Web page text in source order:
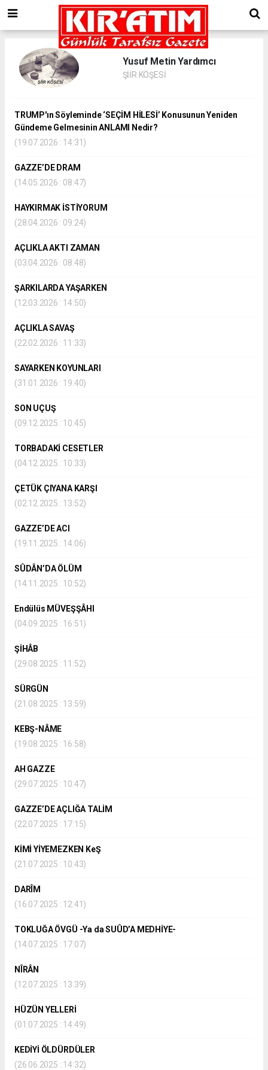
Yusuf Metin Yardımcı
ŞİİR KÖŞESİ
TRUMP'ın Söyleminde ‘SEÇİM HİLESİ’ Konusunun Yeniden
Gündeme Gelmesinin ANLAMI Nedir?
(19.07.2026 : 14:31)
GAZZE’DE DRAM
(14.05.2026 : 08:47)
HAYKIRMAK İSTİYORUM
(28.04.2026 : 09:24)
AÇLIKLA AKTI ZAMAN
(03.04.2026 : 08:48)
ŞARKILARDA YAŞARKEN
(12.03.2026 : 14:50)
AÇLIKLA SAVAŞ
(22.02.2026 : 11:33)
SAYARKEN KOYUNLARI
(31.01.2026 : 19:40)
SON UÇUŞ
(09.12.2025 : 10:45)
TORBADAKİ CESETLER
(04.12.2025 : 10:33)
ÇETÜK ÇIYANA KARŞI
(02.12.2025 : 13:52)
GAZZE’DE ACI
(19.11.2025 : 14:06)
SÛDÂN’DA ÖLÜM
(14.11.2025 : 10:52)
Endülüs MÜVEŞŞÂHI
(04.09.2025 : 16:51)
ŞİHÂB
(29.08.2025 : 11:52)
SÜRGÜN
(21.08.2025 : 13:59)
KEBŞ-NÂME
(19.08.2025 : 16:58)
AH GAZZE
(29.07.2025 : 10:47)
GAZZE’DE AÇLIĞA TALİM
(22.07.2025 : 17:15)
KİMİ YİYEMEZKEN KeŞ
(21.07.2025 : 10:43)
DARÎM
(16.07.2025 : 12:41)
TOKLUĞA ÖVGÜ -Ya da SUÛD’A MEDHİYE-
(14.07.2025 : 17:07)
NÎRÂN
(12.07.2025 : 13:39)
HÜZÜN YELLERİ
(01.07.2025 : 14:49)
KEDİYİ ÖLDÜRDÜLER
(26.06.2025 : 14:32)